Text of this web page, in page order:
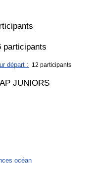
participants
départ : 12 participants
JUNIORS
océan